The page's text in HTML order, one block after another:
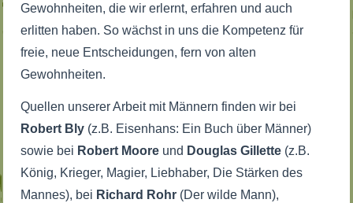
Gewohnheiten, die wir erlernt, erfahren und auch
erlitten haben. So wächst in uns die Kompetenz für
freie, neue Entscheidungen, fern von alten
Gewohnheiten.
Quellen unserer Arbeit mit Männern finden wir bei
Robert Bly (z.B. Eisenhans: Ein Buch über Männer)
sowie bei Robert Moore und Douglas Gillette (z.B.
König, Krieger, Magier, Liebhaber, Die Stärken des
Mannes), bei Richard Rohr (Der wilde Mann),